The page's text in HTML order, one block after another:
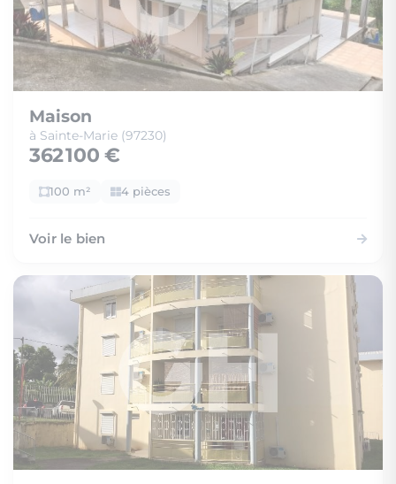
Maison
à Sainte-Marie (97230)
362 100 €
100 m² 4 pièces
Voir le bien